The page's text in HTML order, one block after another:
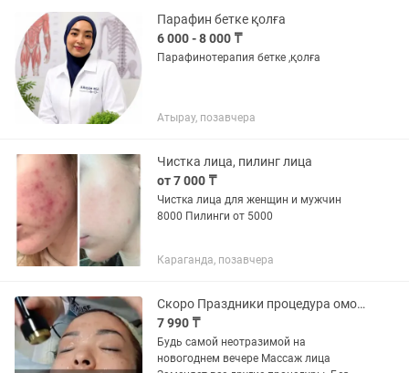
морщины....
Парафин бетке қолға
6 000 - 8 000 ₸
Парафинотерапия бетке ,қолға
Атырау, позавчера
Чистка лица, пилинг лица
от 7 000 ₸
Чистка лица для женщин и мужчин
8000 Пилинги от 5000
Караганда, позавчера
Скоро Праздники процедура омоложения
7 990 ₸
Будь самой неотразимой на
новогоднем вечере Массаж лица